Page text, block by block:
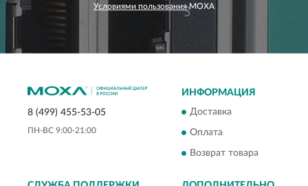
Условиями пользованияMOXA
8 (499) 455-53-05
ПН-ВС 9:00-21:00
ИНФОРМАЦИЯ
Доставка
Оплата
Возврат товара